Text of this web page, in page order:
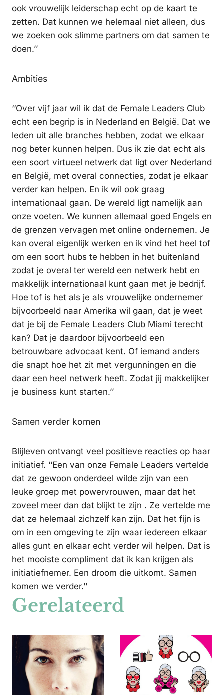
ook vrouwelijk leiderschap echt op de kaart te
zetten. Dat kunnen we helemaal niet alleen, dus
we zoeken ook slimme partners om dat samen te
doen.’’
Ambities
‘‘Over vijf jaar wil ik dat de Female Leaders Club
echt een begrip is in Nederland en België. Dat we
leden uit alle branches hebben, zodat we elkaar
nog beter kunnen helpen. Dus ik zie dat echt als
een soort virtueel netwerk dat ligt over Nederland
en België, met overal connecties, zodat je elkaar
verder kan helpen. En ik wil ook graag
internationaal gaan. De wereld ligt namelijk aan
onze voeten. We kunnen allemaal goed Engels en
de grenzen vervagen met online ondernemen. Je
kan overal eigenlijk werken en ik vind het heel tof
om een soort hubs te hebben in het buitenland
zodat je overal ter wereld een netwerk hebt en
makkelijk internationaal kunt gaan met je bedrijf.
Hoe tof is het als je als vrouwelijke ondernemer
bijvoorbeeld naar Amerika wil gaan, dat je weet
dat je bij de Female Leaders Club Miami terecht
kan? Dat je daardoor bijvoorbeeld een
betrouwbare advocaat kent. Of iemand anders
die snapt hoe het zit met vergunningen en die
daar een heel netwerk heeft. Zodat jij makkelijker
je business kunt starten.’’
Samen verder komen
Blijleven ontvangt veel positieve reacties op haar
initiatief. ‘‘Een van onze Female Leaders vertelde
dat ze gewoon onderdeel wilde zijn van een
leuke groep met powervrouwen, maar dat het
zoveel meer dan dat blijkt te zijn . Ze vertelde me
dat ze helemaal zichzelf kan zijn. Dat het fijn is
om in een omgeving te zijn waar iedereen elkaar
alles gunt en elkaar echt verder wil helpen. Dat is
het mooiste compliment dat ik kan krijgen als
initiatiefnemer. Een droom die uitkomt. Samen
komen we verder.’’
Gerelateerd